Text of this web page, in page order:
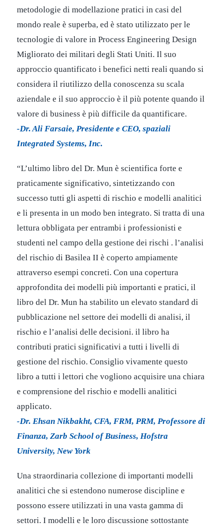
metodologie di modellazione pratici in casi del
mondo reale è superba, ed è stato utilizzato per le
tecnologie di valore in Process Engineering Design
Migliorato dei militari degli Stati Uniti. Il suo
approccio quantificato i benefici netti reali quando si
considera il riutilizzo della conoscenza su scala
aziendale e il suo approccio è il più potente quando il
valore di business è più difficile da quantificare.
-Dr. Ali Farsaie, Presidente e CEO, spaziali
Integrated Systems, Inc.
“L’ultimo libro del Dr. Mun è scientifica forte e
praticamente significativo, sintetizzando con
successo tutti gli aspetti di rischio e modelli analitici
e li presenta in un modo ben integrato. Si tratta di una
lettura obbligata per entrambi i professionisti e
studenti nel campo della gestione dei rischi . l’analisi
del rischio di Basilea II è coperto ampiamente
attraverso esempi concreti. Con una copertura
approfondita dei modelli più importanti e pratici, il
libro del Dr. Mun ha stabilito un elevato standard di
pubblicazione nel settore dei modelli di analisi, il
rischio e l’analisi delle decisioni. il libro ha
contributi pratici significativi a tutti i livelli di
gestione del rischio. Consiglio vivamente questo
libro a tutti i lettori che vogliono acquisire una chiara
e comprensione del rischio e modelli analitici
applicato.
-Dr. Ehsan Nikbakht, CFA, FRM, PRM, Professore di
Finanza, Zarb School of Business, Hofstra
University, New York
Una straordinaria collezione di importanti modelli
analitici che si estendono numerose discipline e
possono essere utilizzati in una vasta gamma di
settori. I modelli e le loro discussione sottostante